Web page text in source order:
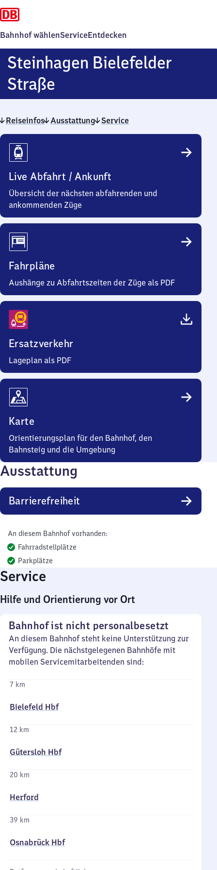
Bahnhof wählenServiceEntdecken
Steinhagen Bielefelder
StraßeSteinhagen
Bielefelder
Straße
Reiseinfos Ausstattung Service
Reiseinfos
Live Abfahrt / Ankunft
Übersicht der nächsten abfahrenden und
ankommenden Züge
Fahrpläne
Aushänge zu Abfahrtszeiten der Züge als PDF
Ersatzverkehr
Lageplan als PDF
Karte
Orientierungsplan für den Bahnhof, den
Bahnsteig und die Umgebung
Ausstattung
Barrierefreiheit
An diesem Bahnhof vorhanden:
Fahrradstellplätze
Parkplätze
Service
Hilfe und Orientierung vor Ort
Bahnhof ist nicht personalbesetzt
An diesem Bahnhof steht keine Unterstützung zur
Verfügung. Die nächstgelegenen Bahnhöfe mit
mobilen Servicemitarbeitenden sind:
7 km
Bielefeld Hbf
12 km
Gütersloh Hbf
20 km
Herford
39 km
Osnabrück Hbf